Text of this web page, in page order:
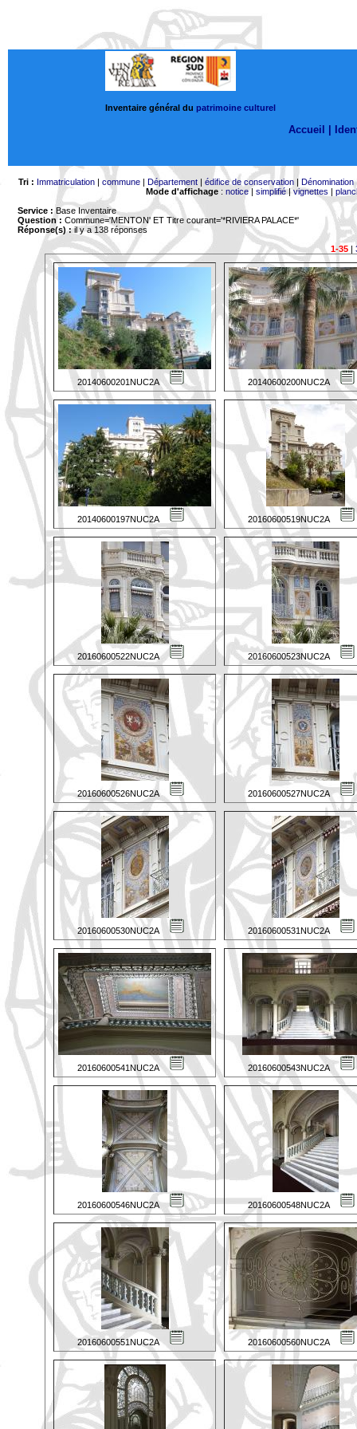
Inventaire général du patrimoine culturel
Accueil |
Tri : Immatriculation| commune| Département| édifice de conservation| Dénomination
Mode d'affichage: notice| simplifié|vignettes |
Service : Base Inventaire
Question : Commune='MENTON' ET Titre courant='*RIVIERA PALACE*'
Réponse(s) :il y a 138 réponses
1-35|
20140600201NUC2A 20140600200NUC2A
20140600197NUC2A 20160600519NUC2A
20160600522NUC2A 20160600523NUC2A
20160600526NUC2A 20160600527NUC2A
20160600530NUC2A 20160600531NUC2A
20160600541NUC2A 20160600543NUC2A
20160600546NUC2A 20160600548NUC2A
20160600551NUC2A 20160600560NUC2A